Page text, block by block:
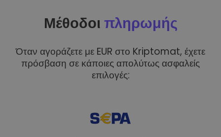
Μέθοδοι πληρωμής
Όταν αγοράζετε με EUR στο Kriptomat, έχετε
πρόσβαση σε κάποιες απολύτως ασφαλείς
επιλογές: